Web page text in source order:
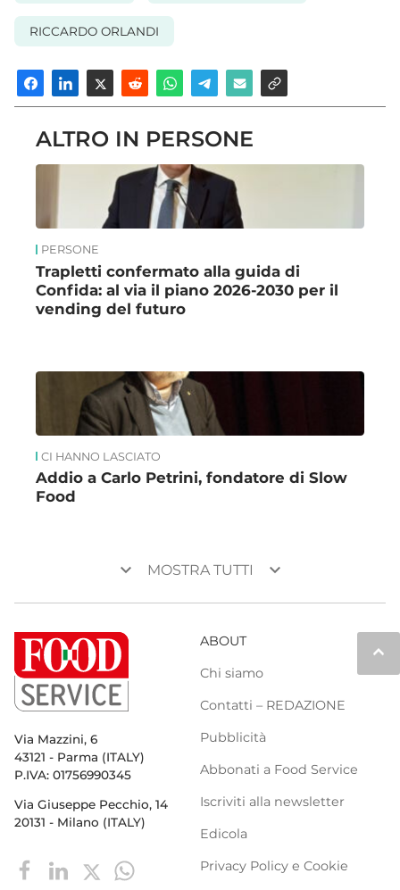
RICCARDO ORLANDI
ALTRO IN PERSONE
PERSONE
Trapletti confermato alla guida di
Confida: al via il piano 2026-2030 per il
vending del futuro
CI HANNO LASCIATO
Addio a Carlo Petrini, fondatore di Slow
Food
keyboard_arrow_down MOSTRA TUTTI keyboard_arrow_down
keyboard_arrow_up
Via Mazzini, 6
43121 - Parma (ITALY)
P.IVA: 01756990345
Via Giuseppe Pecchio, 14
20131 - Milano (ITALY)
ABOUT
Chi siamo
Contatti – REDAZIONE
Pubblicità
Abbonati a Food Service
Iscriviti alla newsletter
Edicola
Privacy Policy e Cookie